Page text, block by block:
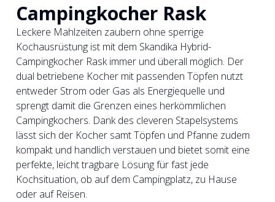
Campingkocher Rask
Leckere Mahlzeiten zaubern ohne sperrige
Kochausrüstung ist mit dem Skandika Hybrid-
Campingkocher Rask immer und überall möglich. Der
dual betriebene Kocher mit passenden Töpfen nutzt
entweder Strom oder Gas als Energiequelle und
sprengt damit die Grenzen eines herkömmlichen
Campingkochers. Dank des cleveren Stapelsystems
lässt sich der Kocher samt Töpfen und Pfanne zudem
kompakt und handlich verstauen und bietet somit eine
perfekte, leicht tragbare Lösung für fast jede
Kochsituation, ob auf dem Campingplatz, zu Hause
oder auf Reisen.